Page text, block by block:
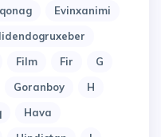
Evinxanimi
Film Fir
G
Goranboy
H
Hava